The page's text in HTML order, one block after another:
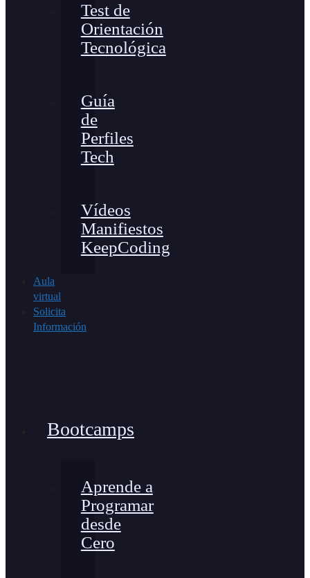
Test de
Orientación
Tecnológica
Guía
de
Perfiles
Tech
Vídeos
Manifiestos
KeepCoding
Aula
virtual
Solicita
Información
Bootcamps
Aprende a
Programar
desde
Cero